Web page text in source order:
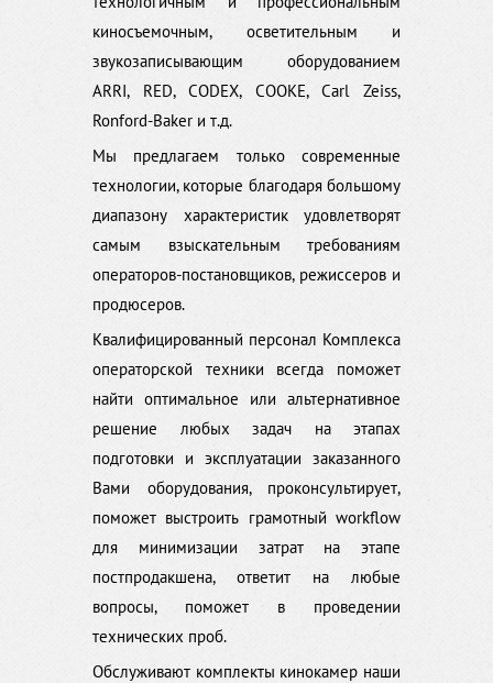
киносъемочным, осветительным и
звукозаписывающим оборудованием
ARRI, RED, CODEX, COOKE, Carl Zeiss,
Ronford-Baker и т.д.
Мы предлагаем только современные
технологии, которые благодаря большому
диапазону характеристик удовлетворят
самым взыскательным требованиям
операторов-постановщиков, режиссеров и
продюсеров.
Квалифицированный персонал Комплекса
операторской техники всегда поможет
найти оптимальное или альтернативное
решение любых задач на этапах
подготовки и эксплуатации заказанного
Вами оборудования, проконсультирует,
поможет выстроить грамотный workflow
для минимизации затрат на этапе
постпродакшена, ответит на любые
вопросы, поможет в проведении
технических проб.
Обслуживают комплекты кинокамер наши